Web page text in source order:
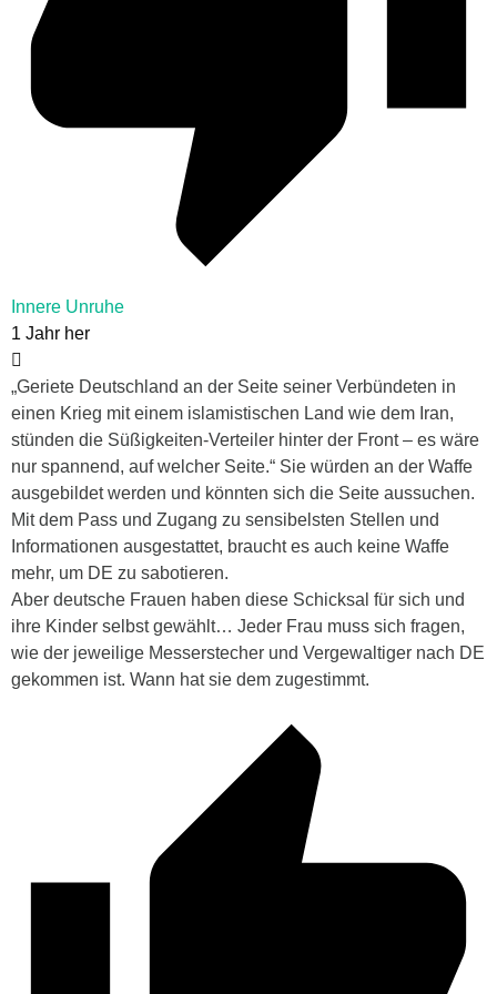
Innere Unruhe
1 Jahr her
„Geriete Deutschland an der Seite seiner Verbündeten in
einen Krieg mit einem islamistischen Land wie dem Iran,
stünden die Süßigkeiten-Verteiler hinter der Front – es wäre
nur spannend, auf welcher Seite.“ Sie würden an der Waffe
ausgebildet werden und könnten sich die Seite aussuchen.
Mit dem Pass und Zugang zu sensibelsten Stellen und
Informationen ausgestattet, braucht es auch keine Waffe
mehr, um DE zu sabotieren.
Aber deutsche Frauen haben diese Schicksal für sich und
ihre Kinder selbst gewählt… Jeder Frau muss sich fragen,
wie der jeweilige Messerstecher und Vergewaltiger nach DE
gekommen ist. Wann hat sie dem zugestimmt.